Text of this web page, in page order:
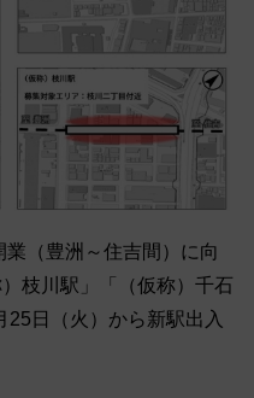
（豊洲～住吉間）に向
枝川駅」「（仮称）千石
日（火）から新駅出入